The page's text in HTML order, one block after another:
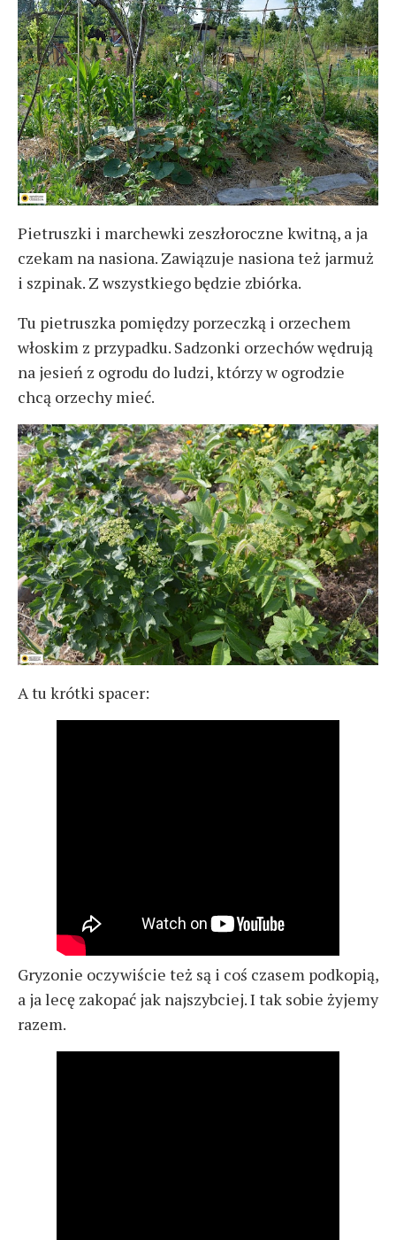
Pietruszki i marchewki zeszłoroczne kwitną, a ja
czekam na nasiona. Zawiązuje nasiona też jarmuż
i szpinak. Z wszystkiego będzie zbiórka.
Tu pietruszka pomiędzy porzeczką i orzechem
włoskim z przypadku. Sadzonki orzechów wędrują
na jesień z ogrodu do ludzi, którzy w ogrodzie
chcą orzechy mieć.
A tu krótki spacer:
Gryzonie oczywiście też są i coś czasem podkopią,
a ja lecę zakopać jak najszybciej. I tak sobie żyjemy
razem.